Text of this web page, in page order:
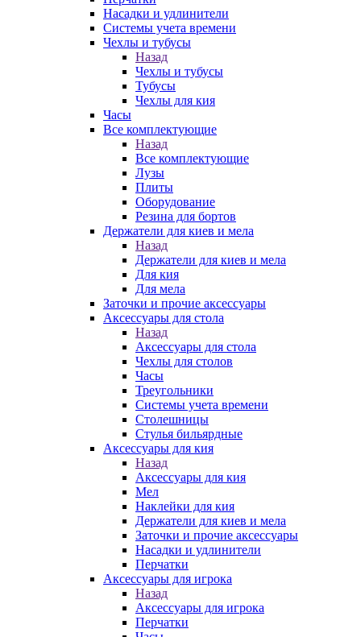
Насадки и удлинители
Системы учета времени
Чехлы и тубусы
Назад
Чехлы и тубусы
Тубусы
Чехлы для кия
Часы
Все комплектующие
Назад
Все комплектующие
Лузы
Плиты
Оборудование
Резина для бортов
Держатели для киев и мела
Назад
Держатели для киев и мела
Для кия
Для мела
Заточки и прочие аксессуары
Аксессуары для стола
Назад
Аксессуары для стола
Чехлы для столов
Часы
Треугольники
Системы учета времени
Столешницы
Стулья бильярдные
Аксессуары для кия
Назад
Аксессуары для кия
Мел
Наклейки для кия
Держатели для киев и мела
Заточки и прочие аксессуары
Насадки и удлинители
Перчатки
Аксессуары для игрока
Назад
Аксессуары для игрока
Перчатки